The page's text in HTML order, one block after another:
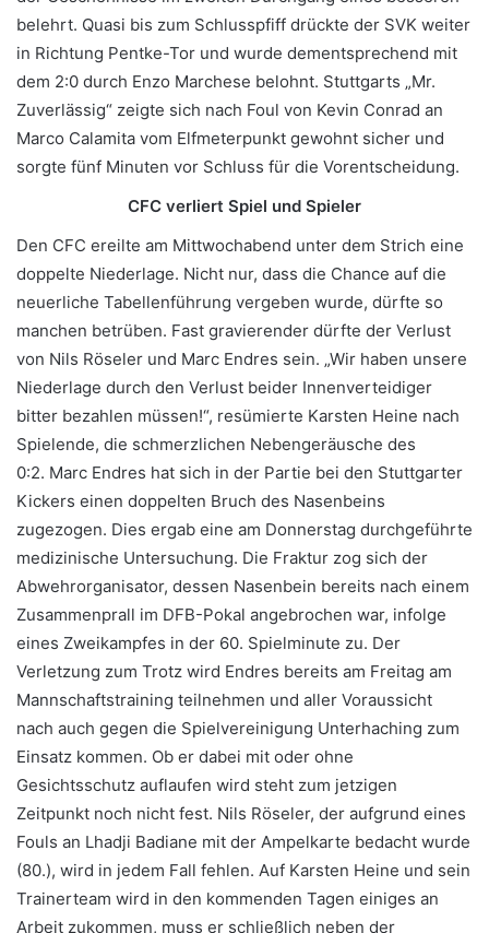
belehrt. Quasi bis zum Schlusspfiff drückte der SVK weiter
in Richtung Pentke-Tor und wurde dementsprechend mit
dem 2:0 durch Enzo Marchese belohnt. Stuttgarts „Mr.
Zuverlässig“ zeigte sich nach Foul von Kevin Conrad an
Marco Calamita vom Elfmeterpunkt gewohnt sicher und
sorgte fünf Minuten vor Schluss für die Vorentscheidung.
CFC verliert Spiel und Spieler
Den CFC ereilte am Mittwochabend unter dem Strich eine
doppelte Niederlage. Nicht nur, dass die Chance auf die
neuerliche Tabellenführung vergeben wurde, dürfte so
manchen betrüben. Fast gravierender dürfte der Verlust
von Nils Röseler und Marc Endres sein. „Wir haben unsere
Niederlage durch den Verlust beider Innenverteidiger
bitter bezahlen müssen!“, resümierte Karsten Heine nach
Spielende, die schmerzlichen Nebengeräusche des
0:2. Marc Endres hat sich in der Partie bei den Stuttgarter
Kickers einen doppelten Bruch des Nasenbeins
zugezogen. Dies ergab eine am Donnerstag durchgeführte
medizinische Untersuchung. Die Fraktur zog sich der
Abwehrorganisator, dessen Nasenbein bereits nach einem
Zusammenprall im DFB-Pokal angebrochen war, infolge
eines Zweikampfes in der 60. Spielminute zu. Der
Verletzung zum Trotz wird Endres bereits am Freitag am
Mannschaftstraining teilnehmen und aller Voraussicht
nach auch gegen die Spielvereinigung Unterhaching zum
Einsatz kommen. Ob er dabei mit oder ohne
Gesichtsschutz auflaufen wird steht zum jetzigen
Zeitpunkt noch nicht fest. Nils Röseler, der aufgrund eines
Fouls an Lhadji Badiane mit der Ampelkarte bedacht wurde
(80.), wird in jedem Fall fehlen. Auf Karsten Heine und sein
Trainerteam wird in den kommenden Tagen einiges an
Arbeit zukommen, muss er schließlich neben der